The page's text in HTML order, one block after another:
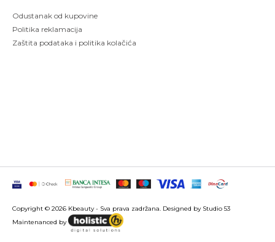
Odustanak od kupovine
Politika reklamacija
Zaštita podataka i politika kolačića
Copyright © 2026 Kbeauty - Sva prava zadržana. Designed by Studio 53
Maintenanced by